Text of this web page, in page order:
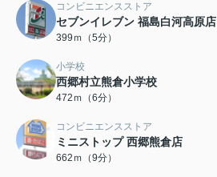
コンビニエンスストア
セブンイレブン 福島白河高原店
399ｍ（5分）
小学校
西郷村立熊倉小学校
472ｍ（6分）
コンビニエンスストア
ミニストップ 西郷熊倉店
662ｍ（9分）